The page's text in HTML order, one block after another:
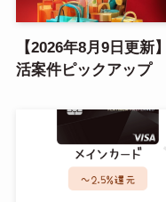
【2026年8月9日更
活案件ピックアップ